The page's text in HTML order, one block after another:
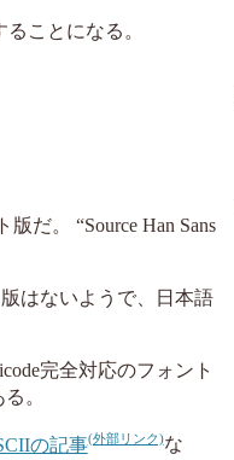
ることになる。
だ。 “Source Han Sans
はないようで、日本語
完全対応のフォント
。
の記事
な